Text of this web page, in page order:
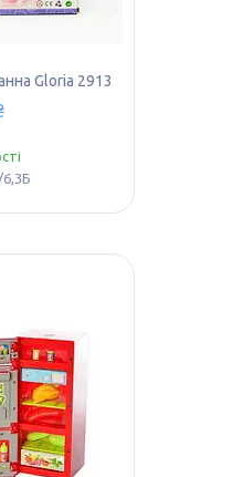
Gloria 2913
6,3Б